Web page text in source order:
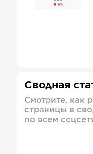
Сводная
Смотрите, как
страницы в
по всем